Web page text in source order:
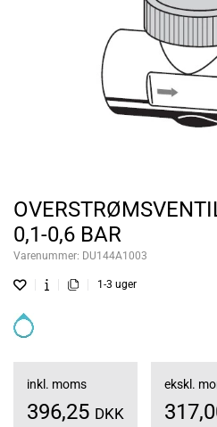
0,1-0,6 BAR
Varenummer: DU144A1003
1-3 uger
inkl. moms
396,25 DKK
ekskl.